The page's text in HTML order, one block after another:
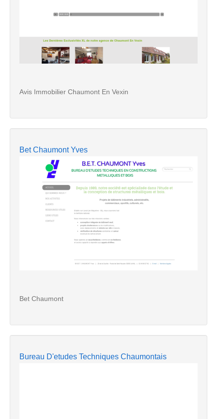
Avis Immobilier Chaumont En Vexin
Bet Chaumont Yves
Bet Chaumont
Bureau D'etudes Techniques Chaumontais